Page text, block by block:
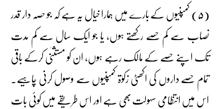
(۵) کمپنیوں کے بارے میں ہمارا خیال یہ ہے کہ جو حصہ دار قدر
نصاب سے کم حصے رکھتے ہوں، یا جو ایک سال سے کم مدت
تک اپنے حصے کے مالک رہے ہوں، ان کو مستثنٰی کرکے باقی
تمام حصے داروں کی اکھٹی زکوٰۃ کمپنیوں سے وصول کرنی چاہیے۔
اس میں انتظامی سہولت بھی ہے اور اس طریقے میں کوئی بات